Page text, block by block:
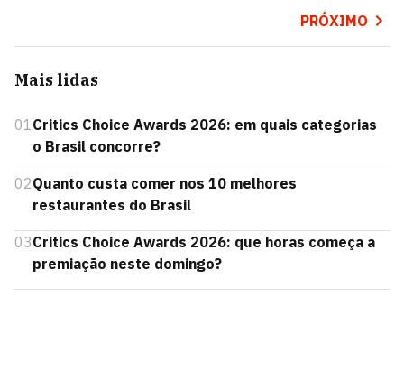
PRÓXIMO
Mais lidas
01Critics Choice Awards 2026: em quais categorias
o Brasil concorre?
02Quanto custa comer nos 10 melhores
restaurantes do Brasil
03Critics Choice Awards 2026: que horas começa a
premiação neste domingo?